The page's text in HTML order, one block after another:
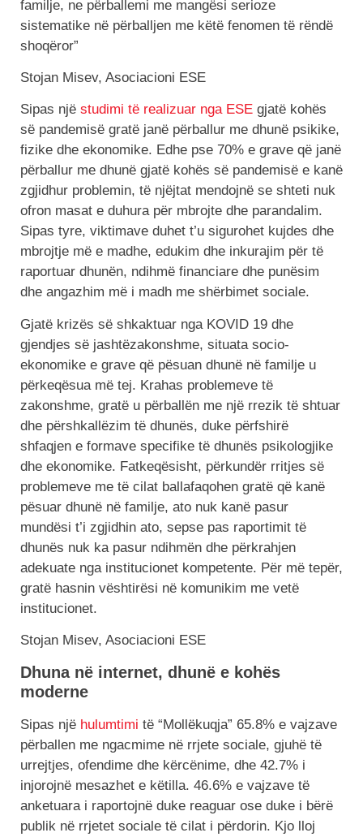
familje, ne përballemi me mangësi serioze
sistematike në përballjen me këtë fenomen të rëndë
shoqëror”
Stojan Misev, Asociacioni ESE
Sipas një studimi të realizuar nga ESE gjatë kohës
së pandemisë gratë janë përballur me dhunë psikike,
fizike dhe ekonomike. Edhe pse 70% e grave që janë
përballur me dhunë gjatë kohës së pandemisë e kanë
zgjidhur problemin, të njëjtat mendojnë se shteti nuk
ofron masat e duhura për mbrojte dhe parandalim.
Sipas tyre, viktimave duhet t’u sigurohet kujdes dhe
mbrojtje më e madhe, edukim dhe inkurajim për të
raportuar dhunën, ndihmë financiare dhe punësim
dhe angazhim më i madh me shërbimet sociale.
Gjatë krizës së shkaktuar nga KOVID 19 dhe
gjendjes së jashtëzakonshme, situata socio-
ekonomike e grave që pësuan dhunë në familje u
përkeqësua më tej. Krahas problemeve të
zakonshme, gratë u përballën me një rrezik të shtuar
dhe përshkallëzim të dhunës, duke përfshirë
shfaqjen e formave specifike të dhunës psikologjike
dhe ekonomike. Fatkeqësisht, përkundër rritjes së
problemeve me të cilat ballafaqohen gratë që kanë
pësuar dhunë në familje, ato nuk kanë pasur
mundësi t’i zgjidhin ato, sepse pas raportimit të
dhunës nuk ka pasur ndihmën dhe përkrahjen
adekuate nga institucionet kompetente. Për më tepër,
gratë hasnin vështirësi në komunikim me vetë
institucionet.
Stojan Misev, Asociacioni ESE
Dhuna në internet, dhunë e kohës
moderne
Sipas një hulumtimi të “Mollëkuqja” 65.8% e vajzave
përballen me ngacmime në rrjete sociale, gjuhë të
urrejtjes, ofendime dhe kërcënime, dhe 42.7% i
injorojnë mesazhet e këtilla. 46.6% e vajzave të
anketuara i raportojnë duke reaguar ose duke i bërë
publik në rrjetet sociale të cilat i përdorin. Kjo lloj